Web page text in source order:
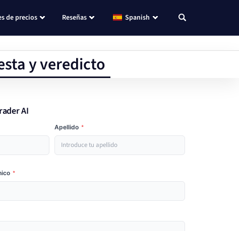
de precios Reseñas Spanish
y veredicto
AI
Apellido *
*